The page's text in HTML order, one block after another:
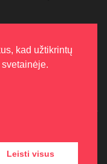
kad užtikrintų
Leisti visus